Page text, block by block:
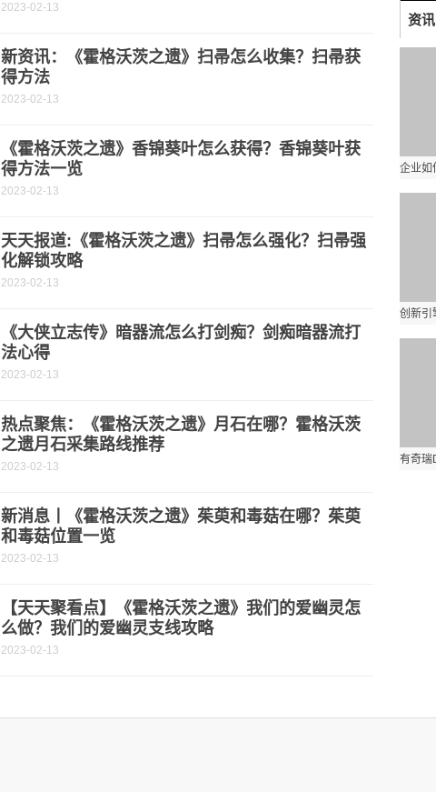
2023-02-13
新资讯：《霍格沃茨之遗》扫帚怎么收集？扫帚获
得方法
2023-02-13
《霍格沃茨之遗》香锦葵叶怎么获得？香锦葵叶获
得方法一览
2023-02-13
天天报道:《霍格沃茨之遗》扫帚怎么强化？扫帚强
化解锁攻略
2023-02-13
《大侠立志传》暗器流怎么打剑痴？剑痴暗器流打
法心得
2023-02-13
热点聚焦：《霍格沃茨之遗》月石在哪？霍格沃茨
之遗月石采集路线推荐
2023-02-13
新消息丨《霍格沃茨之遗》茱萸和毒菇在哪？茱萸
和毒菇位置一览
2023-02-13
【天天聚看点】《霍格沃茨之遗》我们的爱幽灵怎
么做？我们的爱幽灵支线攻略
2023-02-13
资讯